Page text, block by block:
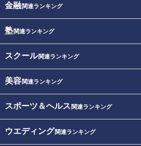
金融関連ランキング
塾関連ランキング
スクール関連ランキング
美容関連ランキング
スポーツ＆ヘルス 関連ランキング
ウエディング関連ランキング